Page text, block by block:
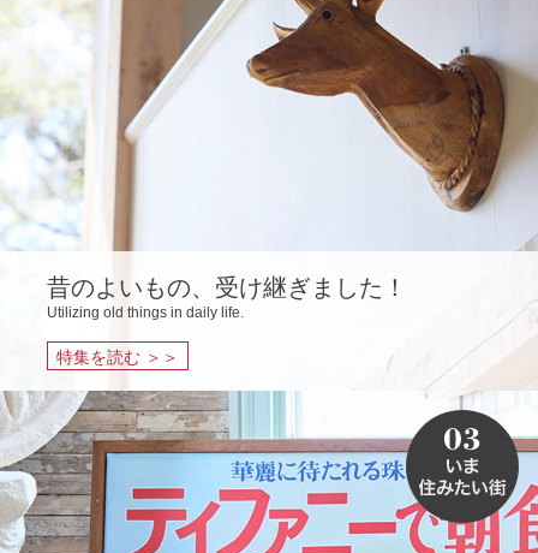
昔のよいもの、受け継ぎました！
Utilizing old things in daily life.
特集を読む ＞＞